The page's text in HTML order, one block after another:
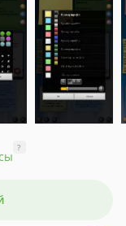
?